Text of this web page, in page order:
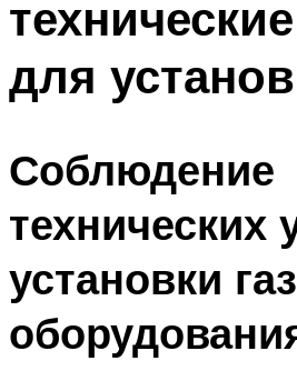
для
Соблюдение
технических
установки